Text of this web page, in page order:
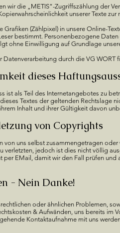
wir die „METIS“-Zugriffszählung der
unserer Texte
Grafiken (Zählpixel) in unsere Online-
bestimmt. Personenbezogene
ohne Einwilligung auf Grundlage
Datenverarbeitung durch die VG
dieses
ist als Teil des Internetangebotes zu
Textes der geltenden Rechtslage
Inhalt und ihrer Gültigkeit davon
von Copyrights
von uns selbst zusammengetragen
verletzten, jedoch ist dies nicht völlig
per EMail, damit wir den Fall prüfen
- Nein Danke!
oder ähnlichen Problemen,
& Aufwänden, uns bereits im
Kontaktaufnahme mit uns